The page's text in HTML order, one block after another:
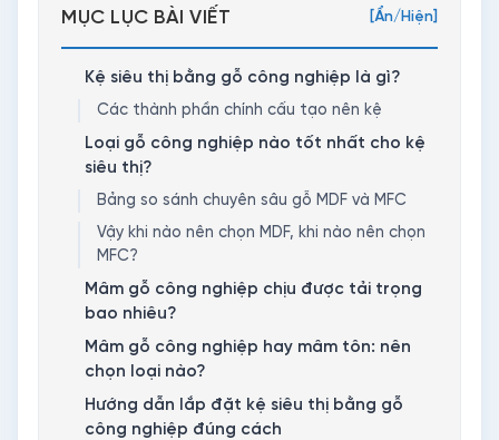
MỤC LỤC BÀI VIẾT [Ẩn/Hiện]
Kệ siêu thị bằng gỗ công nghiệp là gì?
Các thành phần chính cấu tạo nên kệ
Loại gỗ công nghiệp nào tốt nhất cho kệ
siêu thị?
Bảng so sánh chuyên sâu gỗ MDF và MFC
Vậy khi nào nên chọn MDF, khi nào nên chọn
MFC?
Mâm gỗ công nghiệp chịu được tải trọng
bao nhiêu?
Mâm gỗ công nghiệp hay mâm tôn: nên
chọn loại nào?
Hướng dẫn lắp đặt kệ siêu thị bằng gỗ
công nghiệp đúng cách